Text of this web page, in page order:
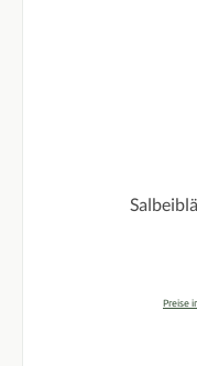
Durchschnittliche
Preise